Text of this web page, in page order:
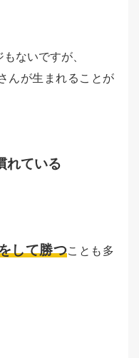
ないですが、
んが生まれることが
れている
して勝つことも多